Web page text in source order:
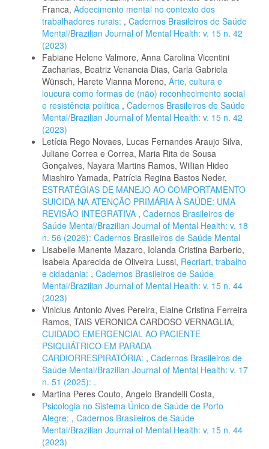
Franca, Adoecimento mental no contexto dos
trabalhadores rurais: , Cadernos Brasileiros de Saúde
Mental/Brazilian Journal of Mental Health: v. 15 n. 42
(2023)
Fabiane Helene Valmore, Anna Carolina Vicentini
Zacharias, Beatriz Venancia Dias, Carla Gabriela
Wünsch, Harete Vianna Moreno, Arte, cultura e
loucura como formas de (não) reconhecimento social
e resistência política , Cadernos Brasileiros de Saúde
Mental/Brazilian Journal of Mental Health: v. 15 n. 42
(2023)
Letícia Rego Novaes, Lucas Fernandes Araujo Silva,
Juliane Correa e Correa, Maria Rita de Sousa
Gonçalves, Nayara Martins Ramos, Willian Hideo
Miashiro Yamada, Patrícia Regina Bastos Neder,
ESTRATÉGIAS DE MANEJO AO COMPORTAMENTO
SUICIDA NA ATENÇÃO PRIMÁRIA À SAÚDE: UMA
REVISÃO INTEGRATIVA , Cadernos Brasileiros de
Saúde Mental/Brazilian Journal of Mental Health: v. 18
n. 56 (2026): Cadernos Brasileiros de Saúde Mental
Lisabelle Manente Mazaro, Iolanda Cristina Barberio,
Isabela Aparecida de Oliveira Lussi, Recriart, trabalho
e cidadania: , Cadernos Brasileiros de Saúde
Mental/Brazilian Journal of Mental Health: v. 15 n. 44
(2023)
Vinicius Antonio Alves Pereira, Elaine Cristina Ferreira
Ramos, TAIS VERONICA CARDOSO VERNAGLIA,
CUIDADO EMERGENCIAL AO PACIENTE
PSIQUIÁTRICO EM PARADA
CARDIORRESPIRATÓRIA: , Cadernos Brasileiros de
Saúde Mental/Brazilian Journal of Mental Health: v. 17
n. 51 (2025): .
Martina Peres Couto, Angelo Brandelli Costa,
Psicologia no Sistema Único de Saúde de Porto
Alegre: , Cadernos Brasileiros de Saúde
Mental/Brazilian Journal of Mental Health: v. 15 n. 44
(2023)